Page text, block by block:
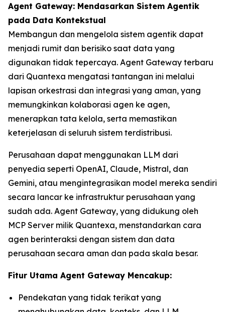
Agent Gateway: Mendasarkan Sistem Agentik
pada Data Kontekstual
Membangun dan mengelola sistem agentik dapat
menjadi rumit dan berisiko saat data yang
digunakan tidak tepercaya. Agent Gateway terbaru
dari Quantexa mengatasi tantangan ini melalui
lapisan orkestrasi dan integrasi yang aman, yang
memungkinkan kolaborasi agen ke agen,
menerapkan tata kelola, serta memastikan
keterjelasan di seluruh sistem terdistribusi.
Perusahaan dapat menggunakan LLM dari
penyedia seperti OpenAI, Claude, Mistral, dan
Gemini, atau mengintegrasikan model mereka sendiri
secara lancar ke infrastruktur perusahaan yang
sudah ada. Agent Gateway, yang didukung oleh
MCP Server milik Quantexa, menstandarkan cara
agen berinteraksi dengan sistem dan data
perusahaan secara aman dan pada skala besar.
Fitur Utama Agent Gateway Mencakup:
Pendekatan yang tidak terikat yang